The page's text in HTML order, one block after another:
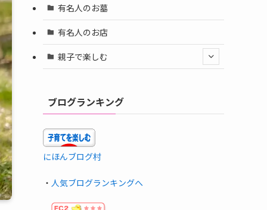
有名人のお墓
有名人のお店
親子で楽しむ
ブログランキング
にほんブログ村
・ 人気ブログランキングへ